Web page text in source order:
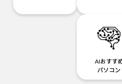
AIおすす
パソコン